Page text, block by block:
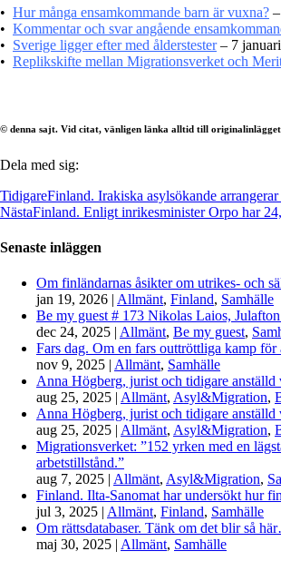
• Hur många ensamkommande barn är vuxna?
• Kommentar och svar angående
• Sverige ligger efter med ålderstester – 7
• Replikskifte mellan Migrationsverket och
© denna sajt. Vid citat, vänligen länka alltid till
Dela med sig:
TidigareFinland. Irakiska asylsökande
NästaFinland. Enligt inrikesminister Orpo har
Senaste inläggen
Om finländarnas åsikter om utrikes- och
jan 19, 2026 | Allmänt, Finland, Samhälle
Be my guest # 173 Nikolas Laios,
dec 24, 2025 | Allmänt, Be my guest,
Fars dag. Om en fars outtröttliga kamp
nov 9, 2025 | Allmänt, Samhälle
Anna Högberg, jurist och tidigare
aug 25, 2025 | Allmänt, Asyl&Migration,
Anna Högberg, jurist och tidigare
aug 25, 2025 | Allmänt, Asyl&Migration,
Migrationsverket: ”152 yrken med en
arbetstillstånd.”
aug 7, 2025 | Allmänt, Asyl&Migration,
Finland. Ilta-Sanomat har undersökt hur
jul 3, 2025 | Allmänt, Finland, Samhälle
Om rättsdatabaser. Tänk om det blir så
maj 30, 2025 | Allmänt, Samhälle